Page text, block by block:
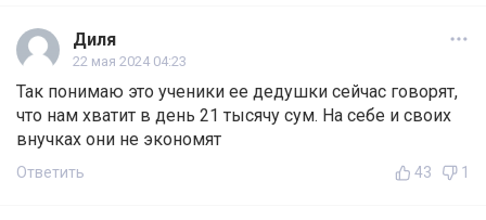
Диля
22 мая 2024 04:23
Так понимаю это ученики ее дедушки сейчас говорят,
что нам хватит в день 21 тысячу сум. На себе и своих
внучках они не экономят
Ответить 43 1